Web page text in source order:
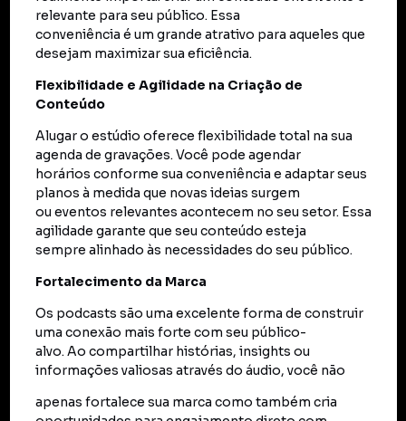
relevante para seu público. Essa
conveniência é um grande atrativo para aqueles que
desejam maximizar sua eficiência.
Flexibilidade e Agilidade na Criação de
Conteúdo
Alugar o estúdio oferece flexibilidade total na sua
agenda de gravações. Você pode agendar
horários conforme sua conveniência e adaptar seus
planos à medida que novas ideias surgem
ou eventos relevantes acontecem no seu setor. Essa
agilidade garante que seu conteúdo esteja
sempre alinhado às necessidades do seu público.
Fortalecimento da Marca
Os podcasts são uma excelente forma de construir
uma conexão mais forte com seu público-
alvo. Ao compartilhar histórias, insights ou
informações valiosas através do áudio, você não
apenas fortalece sua marca como também cria